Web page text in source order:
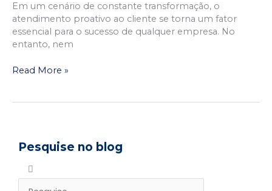
Em um cenário de constante transformação, o
atendimento proativo ao cliente se torna um fator
essencial para o sucesso de qualquer empresa. No
entanto, nem
da
nossa
atuação
Read More »
Pesquise no blog
P